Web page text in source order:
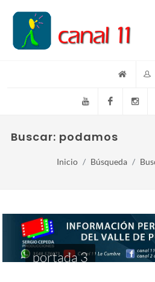
YouTube Facebook
Buscar: podamos
Inicio Búsqueda
portada 3